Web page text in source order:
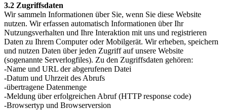
3.2 Zugriffsdaten
Wir sammeln Informationen über Sie, wenn Sie diese Website
nutzen. Wir erfassen automatisch Informationen über Ihr
Nutzungsverhalten und Ihre Interaktion mit uns und registrieren
Daten zu Ihrem Computer oder Mobilgerät. Wir erheben, speichern
und nutzen Daten über jeden Zugriff auf unsere Website
(sogenannte Serverlogfiles). Zu den Zugriffsdaten gehören:
-Name und URL der abgerufenen Datei
-Datum und Uhrzeit des Abrufs
-übertragene Datenmenge
-Meldung über erfolgreichen Abruf (HTTP response code)
-Browsertyp und Browserversion